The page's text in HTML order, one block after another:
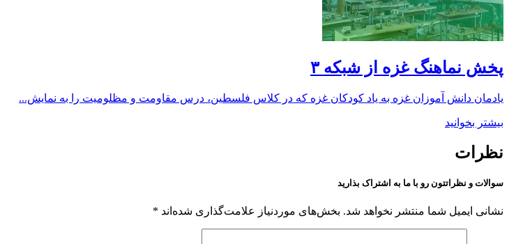
پخش نماهنگ غزه از شبکه ۳
یادمان دانش آموزان غزه به یاد کودکان غزه که در کلاس فلسطین، درس مقاومت و مظلومیت را به نمایش...
بیشتر بخوانید
نظرات
سوالات و نظراتتون رو با ما به اشتراک بذارید
نشانی ایمیل شما منتشر نخواهد شد. بخش‌های موردنیاز علامت‌گذاری شده‌اند *